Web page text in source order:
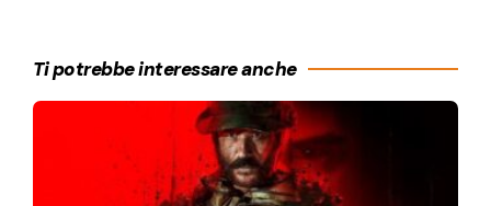
Ti potrebbe interessare anche